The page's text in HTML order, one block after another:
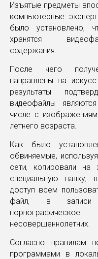
Изъятые предметы
компьютерные
было установлено,
хранятся
содержания.
После чего
направлены на
результаты
видеофайлы
числе с
летнего возраста.
Как было
обвиняемые,
сети, копировали
специальную папку,
доступ всем
файл, в записи
несовершеннолетних.
Согласно правилам
программами в